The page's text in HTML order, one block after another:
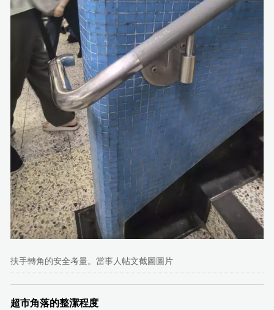
扶手轉角的安全考量。當事人帖文截圖圖片
超市角落的整潔程度